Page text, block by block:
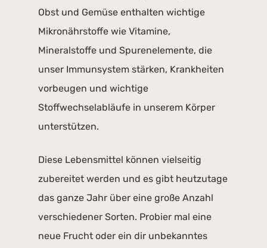
Obst und Gemüse enthalten wichtige
Mikronährstoffe wie Vitamine,
Mineralstoffe und Spurenelemente, die
unser Immunsystem stärken, Krankheiten
vorbeugen und wichtige
Stoffwechselabläufe in unserem Körper
unterstützen.
Diese Lebensmittel können vielseitig
zubereitet werden und es gibt heutzutage
das ganze Jahr über eine große Anzahl
verschiedener Sorten. Probier mal eine
neue Frucht oder ein dir unbekanntes